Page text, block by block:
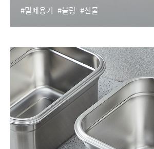
밀폐용기 블랑 선물